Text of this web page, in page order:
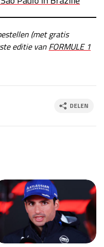
(met gratis
editie van FORMULE 1
DELEN